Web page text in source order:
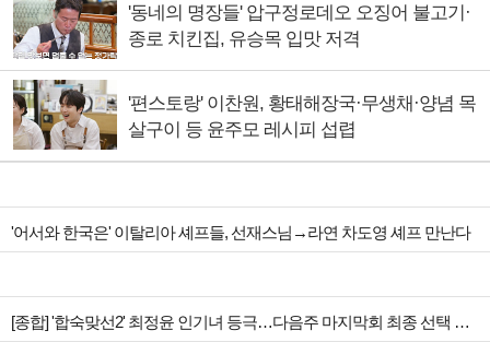
'동네의 명장들' 압구정로데오 오징어 불고기·
종로 치킨집, 유승목 입맛 저격
'편스토랑' 이찬원, 황태해장국·무생채·양념 목
살구이 등 윤주모 레시피 섭렵
'어서와 한국은' 이탈리아 셰프들, 선재스님→라연 차도영 셰프 만난다
[종합] '합숙맞선2' 최정윤 인기녀 등극…다음주 마지막회 최종 선택 예고